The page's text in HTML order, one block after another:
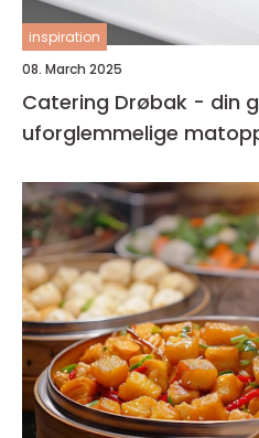
inspiration
08. March 2025
Catering Drøbak - din
uforglemmelige